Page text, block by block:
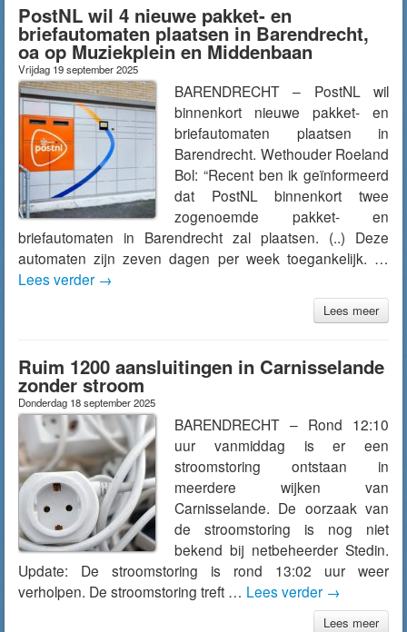
PostNL wil 4 nieuwe pakket- en
briefautomaten plaatsen in Barendrecht,
oa op Muziekplein en Middenbaan
Vrijdag 19 september 2025
BARENDRECHT – PostNL wil
binnenkort nieuwe pakket- en
briefautomaten plaatsen in
Barendrecht. Wethouder Roeland
Bol: “Recent ben ik geïnformeerd
dat PostNL binnenkort twee
zogenoemde pakket- en
briefautomaten in Barendrecht zal plaatsen. (..) Deze
automaten zijn zeven dagen per week toegankelijk. …
Lees verder →
Lees meer
Ruim 1200 aansluitingen in Carnisselande
zonder stroom
Donderdag 18 september 2025
BARENDRECHT – Rond 12:10
uur vanmiddag is er een
stroomstoring ontstaan in
meerdere wijken van
Carnisselande. De oorzaak van
de stroomstoring is nog niet
bekend bij netbeheerder Stedin.
Update: De stroomstoring is rond 13:02 uur weer
verholpen. De stroomstoring treft … Lees verder →
Lees meer